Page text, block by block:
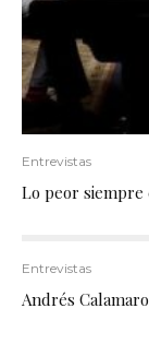
Entrevistas
Lo peor
Entrevistas
Andrés